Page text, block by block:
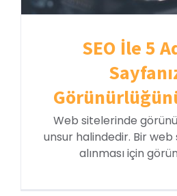
SEO İle 5
Web sitelerinde
unsur halindedir. Bir
alınması için